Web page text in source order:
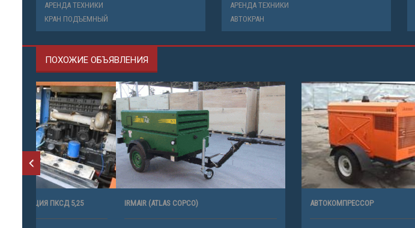
АРЕНДА ТЕХНИКИ
КРАН ПОДЪЕМНЫЙ
АРЕНДА ТЕХНИКИ
АВТОКРАН
ПОХОЖИЕ ОБЪЯВЛЕНИЯ
IRMAIR (ATLAS COPCO)